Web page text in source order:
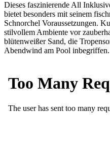
Dieses faszinierende All
bietet besonders mit seinem
Schnorchel Voraussetzungen.
stilvollem Ambiente vor
blütenweißer Sand, die
Abendwind am Pool inbegriffen.